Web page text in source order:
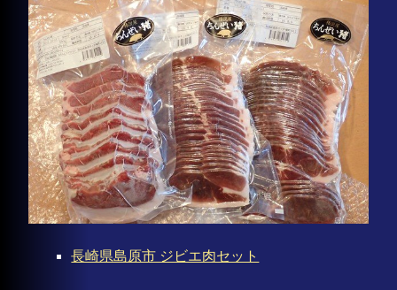
長崎県島原市 ジビエ肉セット